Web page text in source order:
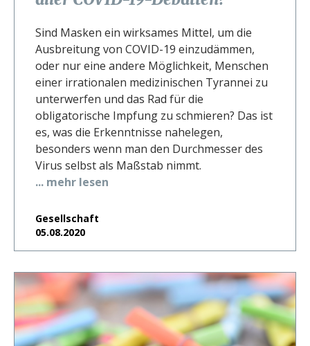
Sind Masken ein wirksames Mittel, um die
Ausbreitung von COVID-19 einzudämmen,
oder nur eine andere Möglichkeit, Menschen
einer irrationalen medizinischen Tyrannei zu
unterwerfen und das Rad für die
obligatorische Impfung zu schmieren? Das ist
es, was die Erkenntnisse nahelegen,
besonders wenn man den Durchmesser des
Virus selbst als Maßstab nimmt.
... mehr lesen
Gesellschaft
05.08.2020